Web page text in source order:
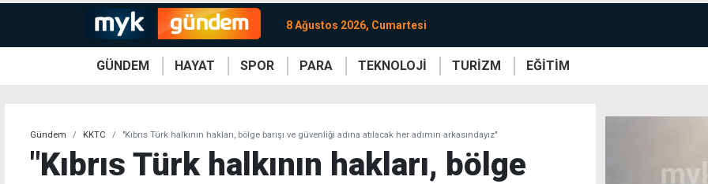
8 Ağustos 2026, Cumartesi
GÜNDEM HAYAT SPOR PARA TEKNOLOJİ TURİZM EĞİTİM
Gündem KKTC "Kıbrıs Türk halkının hakları, bölge barışı ve güvenliği adına atılacak her adımın arkasındayız"
"Kıbrıs Türk halkının hakları, bölge